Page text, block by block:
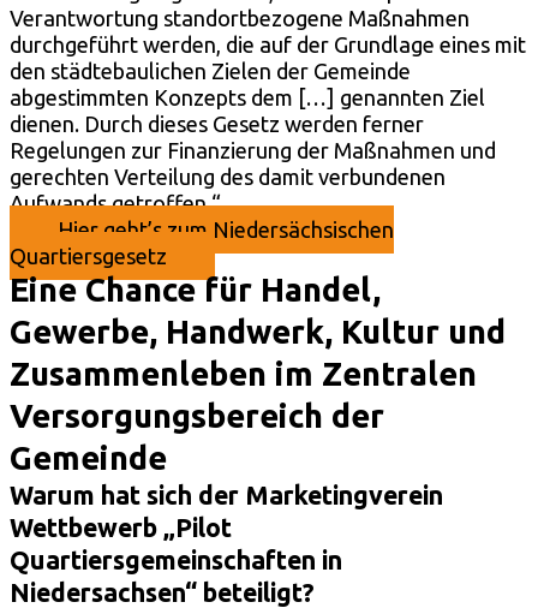
Verantwortung standortbezogene Maßnahmen
durchgeführt werden, die auf der Grundlage eines mit
den städtebaulichen Zielen der Gemeinde
abgestimmten Konzepts dem […] genannten Ziel
dienen. Durch dieses Gesetz werden ferner
Regelungen zur Finanzierung der Maßnahmen und
gerechten Verteilung des damit verbundenen
Aufwands getroffen.“
Hier geht’s zum Niedersächsischen
Quartiersgesetz
Eine Chance für Handel,
Gewerbe, Handwerk, Kultur und
Zusammenleben im Zentralen
Versorgungsbereich der
Gemeinde
Warum hat sich der Marketingverein
Wettbewerb „Pilot
Quartiersgemeinschaften in
Niedersachsen“ beteiligt?